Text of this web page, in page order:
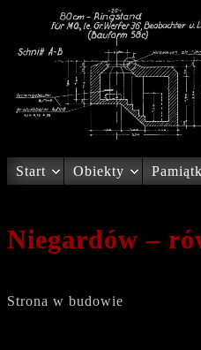
Start Obiekty
Niegardów –
Strona w budowie